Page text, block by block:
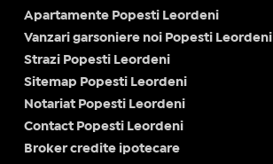
Apartamente Popesti Leordeni
Vanzari garsoniere noi Popesti Leordeni
Strazi Popesti Leordeni
Sitemap Popesti Leordeni
Notariat Popesti Leordeni
Contact Popesti Leordeni
Broker credite ipotecare